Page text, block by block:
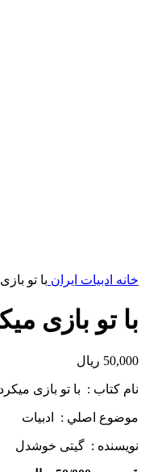
خانه ادبیات ایران با تو
با تو بازی
50,000 ریال
نام كتاب : با تو بازی
موضوع اصلي : ادبیات
نويسنده : گیتی خوشدل